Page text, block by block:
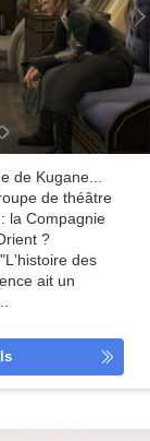
de Kugane...
de théâtre
la Compagnie
?
des
ait un